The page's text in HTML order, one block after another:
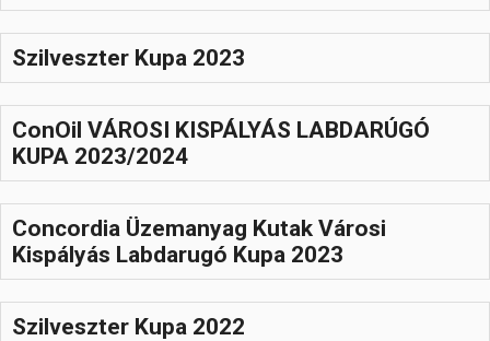
Szilveszter Kupa 2023
ConOil VÁROSI KISPÁLYÁS LABDARÚGÓ
KUPA 2023/2024
Concordia Üzemanyag Kutak Városi
Kispályás Labdarugó Kupa 2023
Szilveszter Kupa 2022